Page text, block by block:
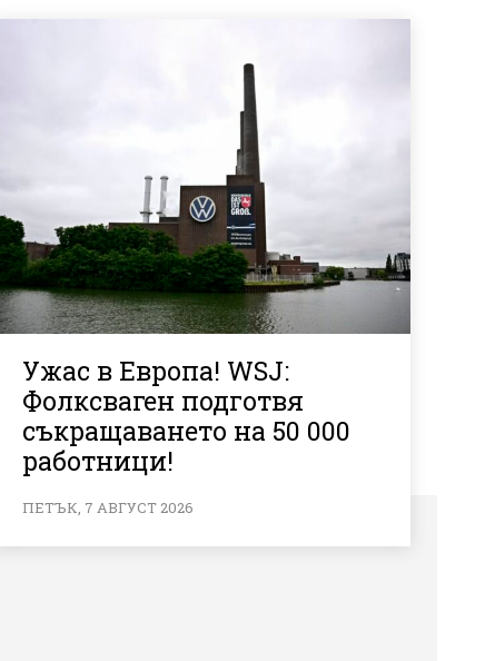
Ужас в Европа! WSJ:
Фолксваген подготвя
съкращаването на 50 000
работници!
ПЕТЪК, 7 АВГУСТ 2026